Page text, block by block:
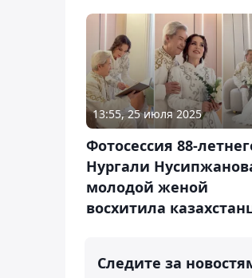
13:55, 25 июля 2025
Фотосессия 88-
Нургали
молодой женой
восхитила
Следите за